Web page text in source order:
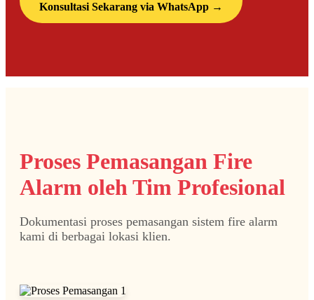
Konsultasi Sekarang via WhatsApp →
Proses Pemasangan Fire
Alarm oleh Tim Profesional
Dokumentasi proses pemasangan sistem fire alarm
kami di berbagai lokasi klien.